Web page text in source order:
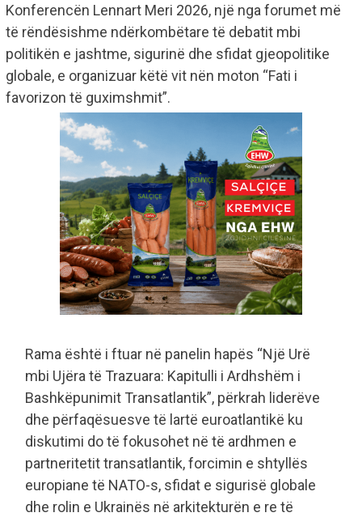
Konferencën Lennart Meri 2026, një nga forumet më
të rëndësishme ndërkombëtare të debatit mbi
politikën e jashtme, sigurinë dhe sfidat gjeopolitike
globale, e organizuar këtë vit nën moton “Fati i
favorizon të guximshmit”.
Rama është i ftuar në panelin hapës “Një Urë
mbi Ujëra të Trazuara: Kapitulli i Ardhshëm i
Bashkëpunimit Transatlantik”, përkrah liderëve
dhe përfaqësuesve të lartë euroatlantikë ku
diskutimi do të fokusohet në të ardhmen e
partneritetit transatlantik, forcimin e shtyllës
europiane të NATO-s, sfidat e sigurisë globale
dhe rolin e Ukrainës në arkitekturën e re të